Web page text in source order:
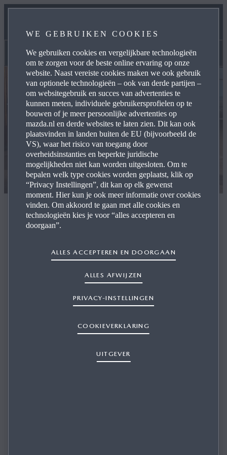
Financial lease
BIJTELLING
Mazda Financial Lease
Mazda rij­den zon­der in 1 keer een gro­te in­ves­te­ring te
Mazda Finance biedt de ondernemer die helderheid en
zekerheid wil Financial Lease aan. Met Financial Lease rijdt
profiteert u van een aantrekkelijk laag rentetarief, al vanaf
WE GEBRUIKEN COOKIES
We gebruiken cookies en vergelijkbare technologieën
om te zorgen voor de beste online ervaring op onze
website. Naast vereiste cookies maken we ook gebruik
van optionele technologieën – ook van derde partijen –
om websitegebruik en succes van advertenties te
kunnen meten, individuele gebruikersprofielen op te
bouwen of je meer persoonlijke advertenties op
mazda.nl en derde websites te laten zien. Dit kan ook
plaatsvinden in landen buiten de EU (bijvoorbeeld de
VS), waar het risico van toegang door
overheidsinstanties en beperkte juridische
mogelijkheden niet kan worden uitgesloten. Om te
bepalen welk type cookies worden geplaatst, klik op
“Privacy Instellingen”, dit kan op elk gewenst
moment. Hier kun je ook meer informatie over cookies
vinden. Om akkoord te gaan met alle cookies en
technologieën kies je voor “alles accepteren en
doorgaan”.
COOKIEVERKLARING
UITGEVER
PRIVACY-INSTELLINGEN
ALLES AFWIJZEN
ALLES ACCEPTEREN EN DOORGAAN